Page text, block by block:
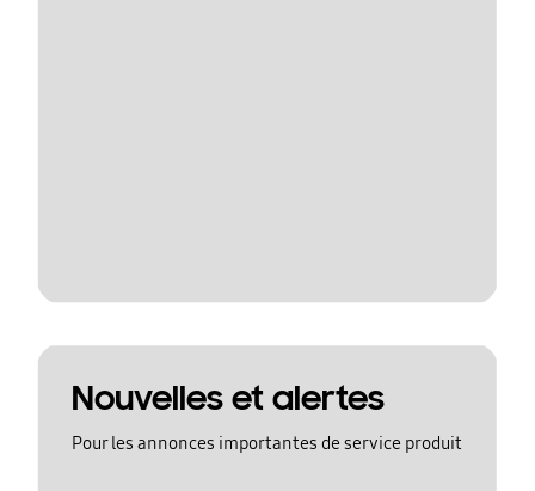
Nouvelles et alertes
Pour les annonces importantes de service produit